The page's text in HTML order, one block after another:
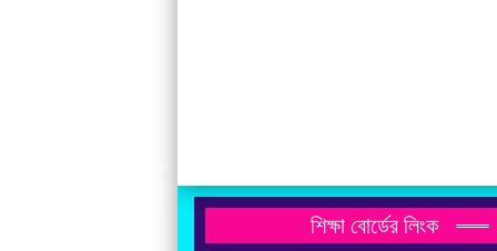
শিক্ষা বোর্ডের লিংক